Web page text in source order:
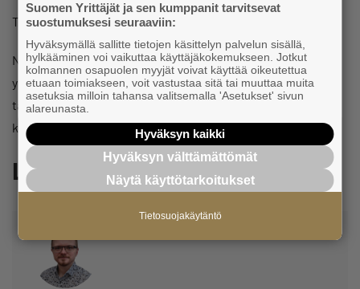
Tapahtuma on maksuton ja K18.
Nuorten Yrittäjien toiminta on tarkoitettu alle 36-vuotiaille
yrittäjille, mutta Olet tervetullut Savon Nuorten Yrittäjien
tapahtumiin nuorenmielisinä yrittäjänä tai yrittäjyydestä
kiinnostuneena!
Lisätiedot
Suomen Yrittäjät ja sen kumppanit tarvitsevat
suostumuksesi seuraaviin:
Hyväksymällä sallitte tietojen käsittelyn palvelun sisällä,
hylkääminen voi vaikuttaa käyttäjäkokemukseen. Jotkut
kolmannen osapuolen myyjät voivat käyttää oikeutettua
etuaan toimiakseen, voit vastustaa sitä tai muuttaa muita
asetuksia milloin tahansa valitsemalla 'Asetukset' sivun
alareunasta.
Hyväksyn kaikki
Hyväksyn välttämättömät
Näytä käyttötarkoitukset
Tietosuojakäytäntö